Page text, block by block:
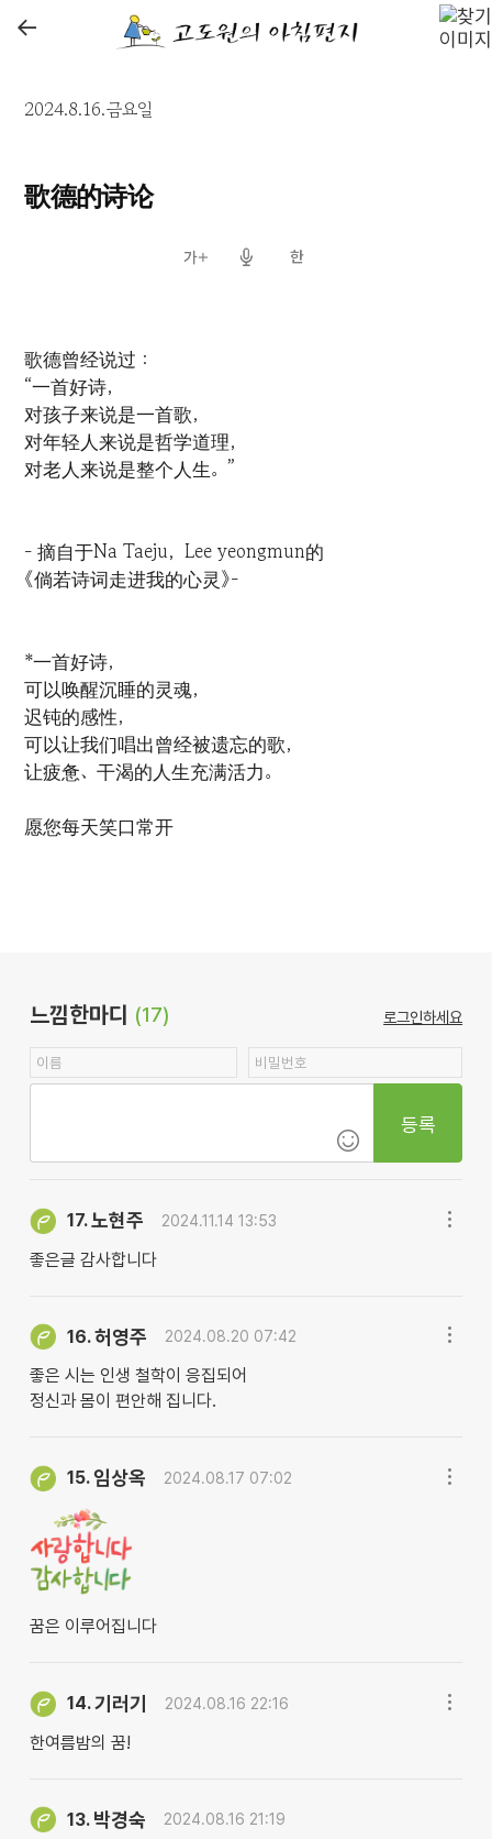
←
2024.8.16.금요일
歌德的诗论
歌德曾经说过：
“一首好诗，
对孩子来说是一首歌，
对年轻人来说是哲学道理，
对老人来说是整个人生。”
- 摘自于Na Taeju，Lee yeongmun的
《倘若诗词走进我的心灵》-
*一首好诗，
可以唤醒沉睡的灵魂，
迟钝的感性，
可以让我们唱出曾经被遗忘的歌，
让疲惫、干渴的人生充满活力。
愿您每天笑口常开
느낌한마디 (17) 로그인하세요
등록
17.노현주 2024.11.14 13:53
좋은글 감사합니다
16.허영주 2024.08.20 07:42
좋은 시는 인생 철학이 응집되어
정신과 몸이 편안해 집니다.
15. 임상옥 2024.08.17 07:02
꿈은 이루어집니다
14.기러기 2024.08.16 22:16
한여름밤의 꿈!
13. 박경숙 2024.08.16 21:19